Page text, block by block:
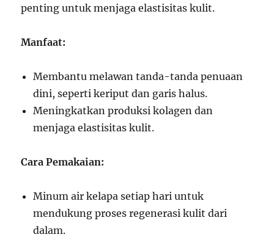
penting untuk menjaga elastisitas kulit.
Manfaat:
Membantu melawan tanda-tanda penuaan
dini, seperti keriput dan garis halus.
Meningkatkan produksi kolagen dan
menjaga elastisitas kulit.
Cara Pemakaian:
Minum air kelapa setiap hari untuk
mendukung proses regenerasi kulit dari
dalam.